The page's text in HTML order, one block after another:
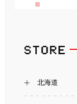
北海道